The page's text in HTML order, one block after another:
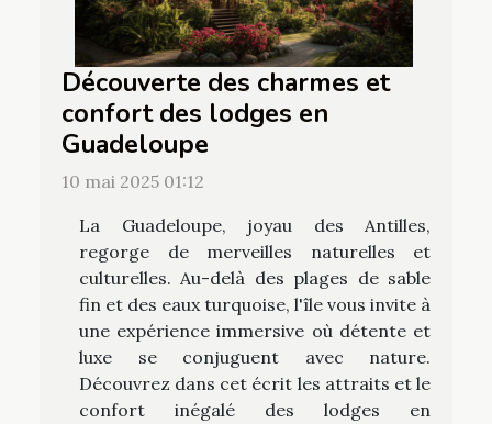
Découverte des charmes et
confort des lodges en
Guadeloupe
10 mai 2025 01:12
La Guadeloupe, joyau des Antilles,
regorge de merveilles naturelles et
culturelles. Au-delà des plages de sable
fin et des eaux turquoise, l'île vous invite à
une expérience immersive où détente et
luxe se conjuguent avec nature.
Découvrez dans cet écrit les attraits et le
confort inégalé des lodges en